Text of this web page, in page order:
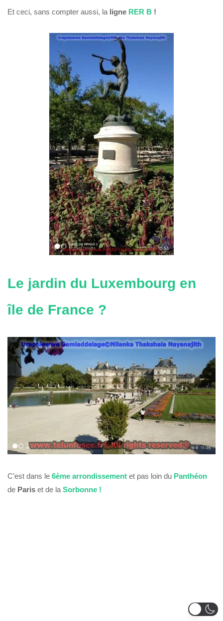
Et ceci, sans compter aussi, la ligne RER B !
Le jardin du Luxembourg en
île de France ?
C’est dans le 6ème arrondissement et pas loin du Panthéon
de Paris et de la Sorbonne !